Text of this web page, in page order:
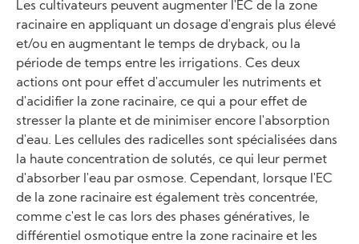
Les cultivateurs peuvent augmenter l'EC de la zone
racinaire en appliquant un dosage d'engrais plus élevé
et/ou en augmentant le temps de dryback, ou la
période de temps entre les irrigations. Ces deux
actions ont pour effet d'accumuler les nutriments et
d'acidifier la zone racinaire, ce qui a pour effet de
stresser la plante et de minimiser encore l'absorption
d'eau. Les cellules des radicelles sont spécialisées dans
la haute concentration de solutés, ce qui leur permet
d'absorber l'eau par osmose. Cependant, lorsque l'EC
de la zone racinaire est également très concentrée,
comme c'est le cas lors des phases génératives, le
différentiel osmotique entre la zone racinaire et les